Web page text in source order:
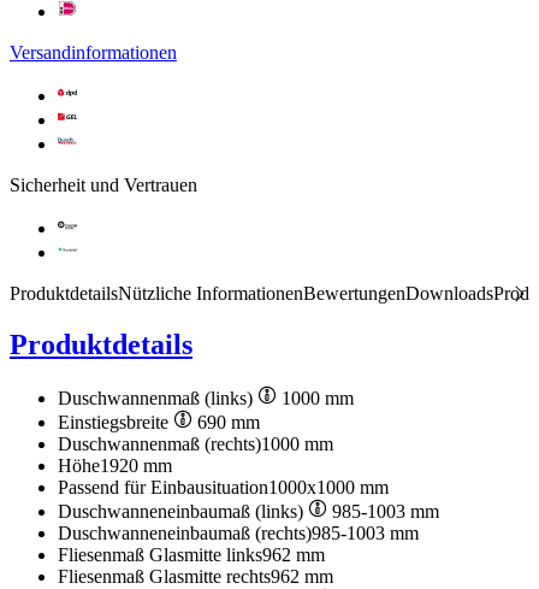
Versandinformationen
Sicherheit und Vertrauen
Produktdetails
Produktdetails
Duschwannenmaß (links)
1000 mm
Einstiegsbreite
690 mm
Duschwannenmaß (rechts)1000 mm
Höhe1920 mm
Passend für Einbausituation1000x1000 mm
Duschwanneneinbaumaß (links)
985-1003 mm
Duschwanneneinbaumaß (rechts)985-1003 mm
Fliesenmaß Glasmitte links962 mm
Fliesenmaß Glasmitte rechts962 mm
Nützliche InformationenBewertungenDownloads